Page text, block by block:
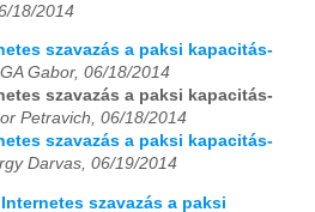
18/2014
szavazás a paksi kapacitás-
Gabor, 06/18/2014
szavazás a paksi kapacitás-
Petravich, 06/18/2014
szavazás a paksi kapacitás-
Darvas, 06/19/2014
szavazás a paksi